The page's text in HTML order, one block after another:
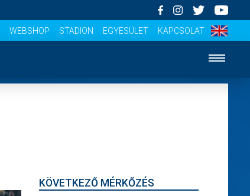
WEBSHOP STADION EGYESÜLET KAPCSOLAT
KÖVETKEZŐ MÉRKŐZÉS